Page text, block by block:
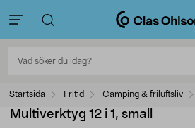
Startsida Fritid Camping & friluftsliv
Multiverktyg 12 i 1, small